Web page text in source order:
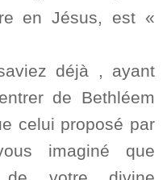
en Jésus, est «
déjà , ayant
de Bethléem
celui proposé par
imaginé que